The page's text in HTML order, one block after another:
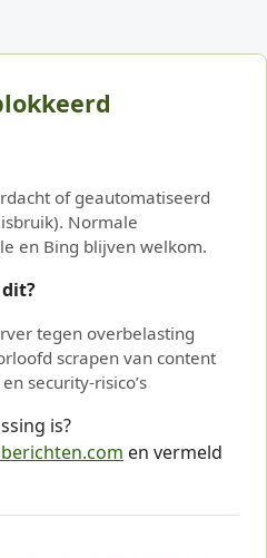
of geautomatiseerd
Normale
en Bing blijven welkom.
tegen overbelasting
scrapen van content
security-risico’s
is?
en vermeld